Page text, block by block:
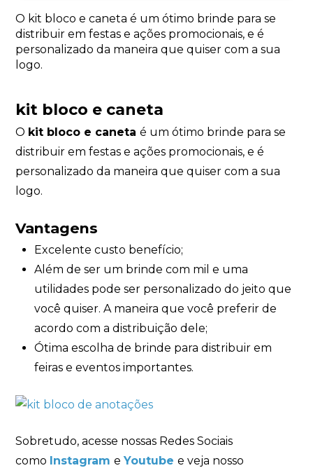
O kit bloco e caneta é um ótimo brinde para se
distribuir em festas e ações promocionais, e é
personalizado da maneira que quiser com a sua
logo.
kit bloco e caneta
O kit bloco e canetaé um ótimo brinde para se
distribuir em festas e ações promocionais, e é
personalizado da maneira que quiser com a sua
logo.
Vantagens
Excelente custo benefício;
Além de ser um brinde com mil e uma
utilidades pode ser personalizado do jeito que
você quiser. A maneira que você preferir de
acordo com a distribuição dele;
Ótima escolha de brinde para distribuir em
feiras e eventos importantes.
Sobretudo, acesse nossas Redes Sociais
como Instagram eYoutube e veja nosso